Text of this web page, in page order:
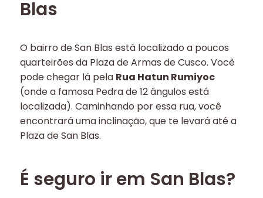
Blas
O bairro de San Blas está localizado a poucos
quarteirões da Plaza de Armas de Cusco. Você
pode chegar lá pela Rua Hatun Rumiyoc
(onde a famosa Pedra de 12 ângulos está
localizada). Caminhando por essa rua, você
encontrará uma inclinação, que te levará até a
Plaza de San Blas.
É seguro ir em San Blas?